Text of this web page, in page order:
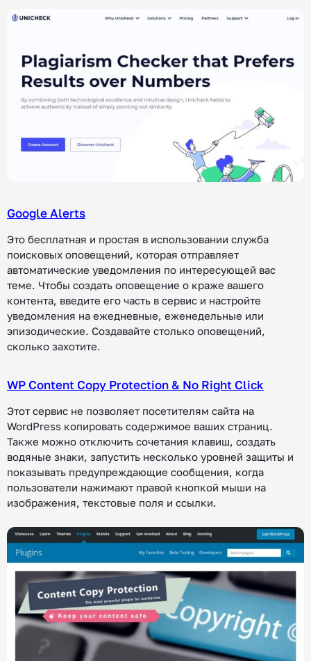
Google Alerts
Это бесплатная и простая в использовании служба
поисковых оповещений, которая отправляет
автоматические уведомления по интересующей вас
теме. Чтобы создать оповещение о краже вашего
контента, введите его часть в сервис и настройте
уведомления на ежедневные, еженедельные или
эпизодические. Создавайте столько оповещений,
сколько захотите.
WP Content Copy Protection & No Right Click
Этот сервис не позволяет посетителям сайта на
WordPress копировать содержимое ваших страниц.
Также можно отключить сочетания клавиш, создать
водяные знаки, запустить несколько уровней защиты и
показывать предупреждающие сообщения, когда
пользователи нажимают правой кнопкой мыши на
изображения, текстовые поля и ссылки.